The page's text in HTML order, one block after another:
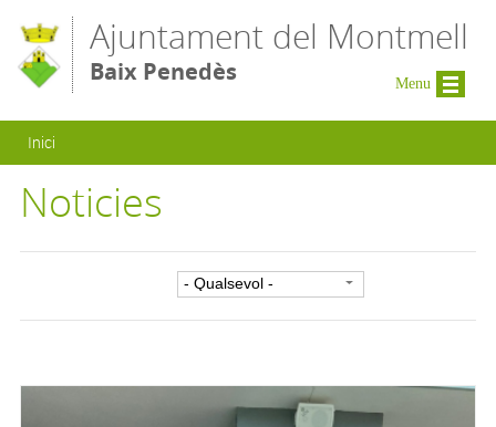
Ajuntament del Montmell
Baix Penedès
Esteu aquí
Inici
Noticies
Menu